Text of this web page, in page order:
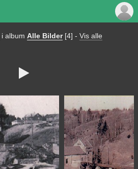
i album Alle Bilder [4] - Vis alle
